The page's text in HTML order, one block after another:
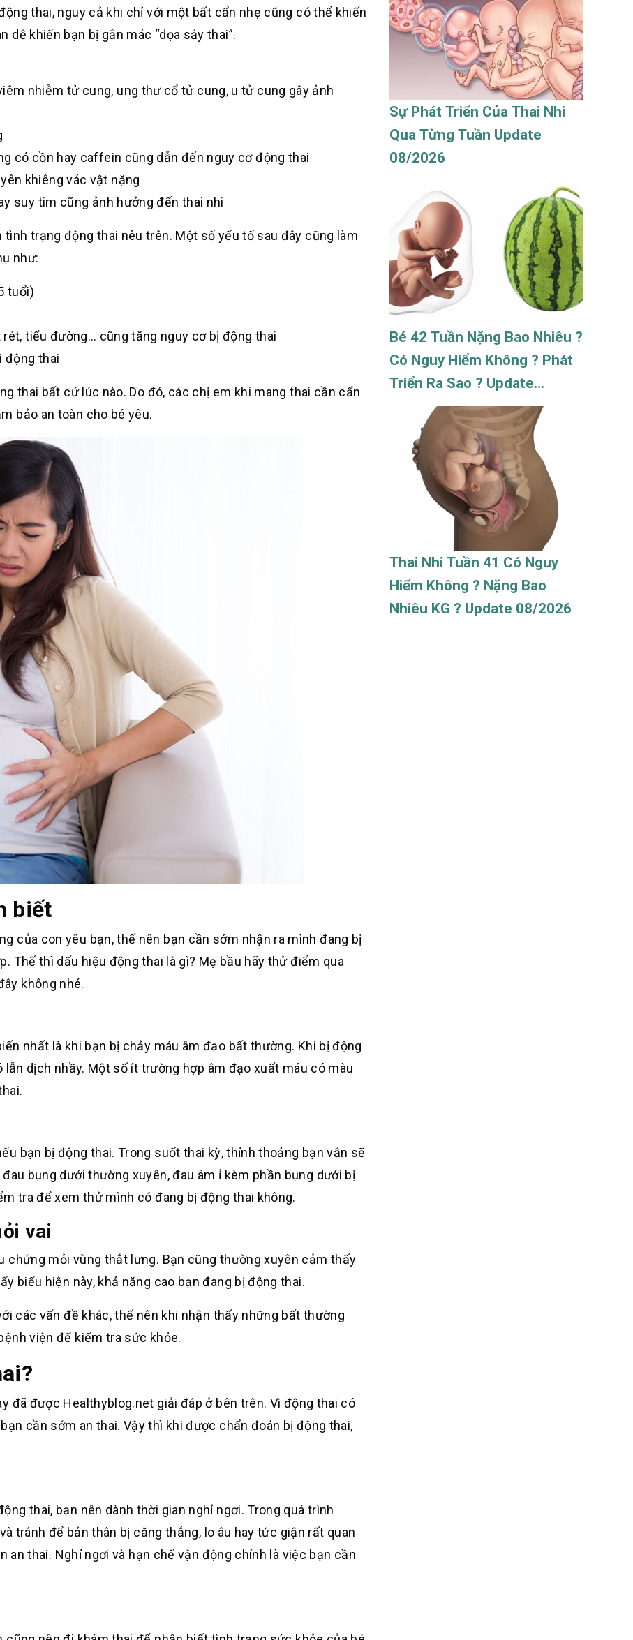
thai, nguy cả khi chỉ với một bất cẩn nhẹ cũng có thể khiến
dễ khiến bạn bị gắn mác “dọa sảy thai”.
nhiễm tử cung, ung thư cổ tử cung, u tử cung gây ảnh
có cồn hay caffein cũng dẫn đến nguy cơ động thai
khiêng vác vật nặng
suy tim cũng ảnh hưởng đến thai nhi
trạng động thai nêu trên. Một số yếu tố sau đây cũng làm
như:
tuổi)
tiểu đường… cũng tăng nguy cơ bị động thai
động thai
thai bất cứ lúc nào. Do đó, các chị em khi mang thai cần cẩn
bảo an toàn cho bé yêu.
biết
của con yêu bạn, thế nên bạn cần sớm nhận ra mình đang bị
Thế thì dấu hiệu động thai là gì? Mẹ bầu hãy thử điểm qua
không nhé.
nhất là khi bạn bị chảy máu âm đạo bất thường. Khi bị động
dịch nhầy. Một số ít trường hợp âm đạo xuất máu có màu
bạn bị động thai. Trong suốt thai kỳ, thỉnh thoảng bạn vẫn sẽ
bụng dưới thường xuyên, đau âm ỉ kèm phần bụng dưới bị
tra để xem thử mình có đang bị động thai không.
vai
chứng mỏi vùng thắt lưng. Bạn cũng thường xuyên cảm thấy
biểu hiện này, khả năng cao bạn đang bị động thai.
các vấn đề khác, thế nên khi nhận thấy những bất thường
viện để kiểm tra sức khỏe.
đã được Healthyblog.net giải đáp ở bên trên. Vì động thai có
cần sớm an thai. Vậy thì khi được chẩn đoán bị động thai,
thai, bạn nên dành thời gian nghỉ ngơi. Trong quá trình
tránh để bản thân bị căng thẳng, lo âu hay tức giận rất quan
an thai. Nghỉ ngơi và hạn chế vận động chính là việc bạn cần
Sự Phát Triển Của Thai Nhi
Qua Từng Tuần Update
08/2026
Bé 42 Tuần Nặng Bao Nhiêu ?
Có Nguy Hiểm Không ? Phát
Triển Ra Sao ? Update
08/2026
Thai Nhi Tuần 41 Có Nguy
Hiểm Không ? Nặng Bao
Nhiêu KG ? Update 08/2026